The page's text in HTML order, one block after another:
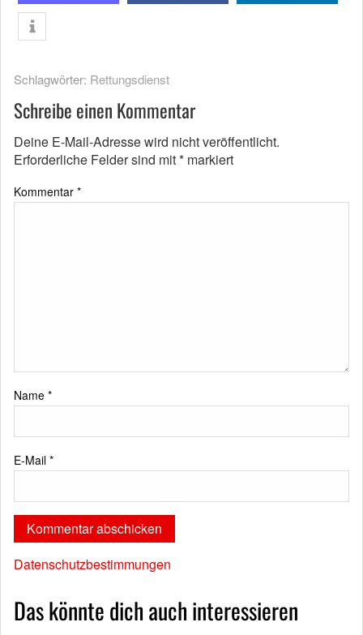
Schlagwörter: Rettungsdienst
Schreibe einen Kommentar
Deine E-Mail-Adresse wird nicht veröffentlicht.
Erforderliche Felder sind mit* markiert
Kommentar *
Name *
E-Mail *
Datenschutzbestimmungen
Das könnte dich auch interessieren